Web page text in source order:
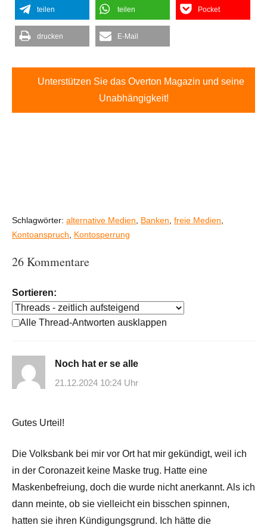
teilen teilen Pocket
drucken E-Mail
Unterstützen Sie das Overton Magazin und seine
Unabhängigkeit!
Schlagwörter: alternative Medien, Banken, freie Medien,
Kontoanspruch, Kontosperrung
26 Kommentare
Sortieren:
Alle Thread-Antworten ausklappen
Noch hat er se alle
21.12.2024 10:24 Uhr
Gutes Urteil!
Die Volksbank bei mir vor Ort hat mir gekündigt, weil ich
in der Coronazeit keine Maske trug. Hatte eine
Maskenbefreiung, doch die wurde nicht anerkannt. Als ich
dann meinte, ob sie vielleicht ein bisschen spinnen,
hatten sie ihren Kündigungsgrund. Ich hätte die